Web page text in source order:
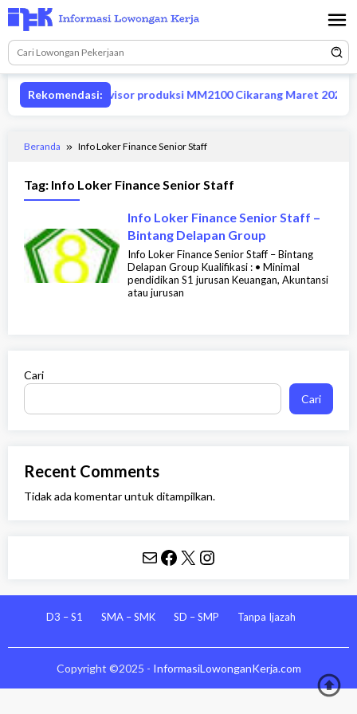
Loncat
ke
konten
Rekomendasi:
Lowongan supervisor produksi MM2100 Cikarang Maret 2026
Beranda Info Loker Finance Senior Staff
Tag: Info Loker Finance Senior Staff
Info Loker Finance Senior Staff –
Bintang Delapan Group
Info Loker Finance Senior Staff – Bintang
Delapan Group Kualifikasi : • Minimal
pendidikan S1 jurusan Keuangan, Akuntansi
atau jurusan
Cari
Cari
Recent Comments
Tidak ada komentar untuk ditampilkan.
Mail Facebook X Instagram
D3 – S1 SMA – SMK SD – SMP Tanpa Ijazah
Copyright ©2025 - InformasiLowonganKerja.com